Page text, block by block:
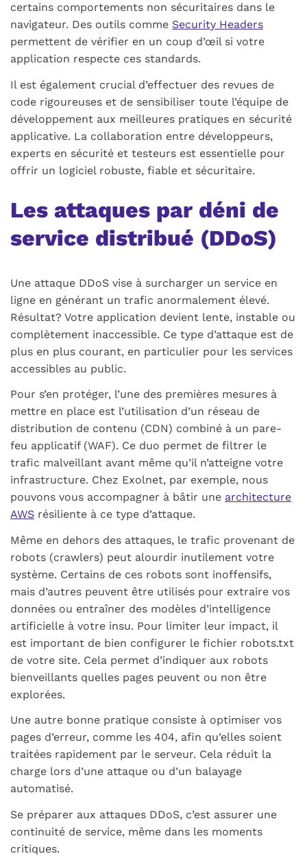
certains comportements non sécuritaires dans le
navigateur. Des outils comme Security Headers
permettent de vérifier en un coup d’œil si votre
application respecte ces standards.
Il est également crucial d’effectuer des revues de
code rigoureuses et de sensibiliser toute l’équipe de
développement aux meilleures pratiques en sécurité
applicative. La collaboration entre développeurs,
experts en sécurité et testeurs est essentielle pour
offrir un logiciel robuste, fiable et sécuritaire.
Les attaques par déni de
service distribué (DDoS)
Une attaque DDoS vise à surcharger un service en
ligne en générant un trafic anormalement élevé.
Résultat? Votre application devient lente, instable ou
complètement inaccessible. Ce type d’attaque est de
plus en plus courant, en particulier pour les services
accessibles au public.
Pour s’en protéger, l’une des premières mesures à
mettre en place est l’utilisation d’un réseau de
distribution de contenu (CDN) combiné à un pare-
feu applicatif (WAF). Ce duo permet de filtrer le
trafic malveillant avant même qu’il n’atteigne votre
infrastructure. Chez Exolnet, par exemple, nous
pouvons vous accompagner à bâtir une architecture
AWS résiliente à ce type d’attaque.
Même en dehors des attaques, le trafic provenant de
robots (crawlers) peut alourdir inutilement votre
système. Certains de ces robots sont inoffensifs,
mais d’autres peuvent être utilisés pour extraire vos
données ou entraîner des modèles d’intelligence
artificielle à votre insu. Pour limiter leur impact, il
est important de bien configurer le fichier robots.txt
de votre site. Cela permet d’indiquer aux robots
bienveillants quelles pages peuvent ou non être
explorées.
Une autre bonne pratique consiste à optimiser vos
pages d’erreur, comme les 404, afin qu’elles soient
traitées rapidement par le serveur. Cela réduit la
charge lors d’une attaque ou d’un balayage
automatisé.
Se préparer aux attaques DDoS, c’est assurer une
continuité de service, même dans les moments
critiques.